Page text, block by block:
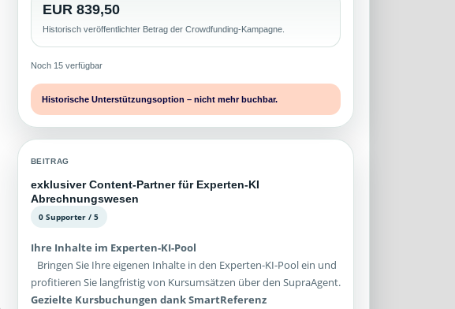
EUR 839,50
Historisch veröffentlichter Betrag der Crowdfunding-Kampagne.
Noch 15 verfügbar
Historische Unterstützungsoption – nicht mehr buchbar.
BEITRAG
exklusiver Content-Partner für Experten-KI
Abrechnungswesen
0 Supporter / 5
Ihre Inhalte im Experten-KI-Pool
Bringen Sie Ihre eigenen Inhalte in den Experten-KI-Pool ein und
profitieren Sie langfristig von Kursumsätzen über den SupraAgent.
Gezielte Kursbuchungen dank SmartReferenz